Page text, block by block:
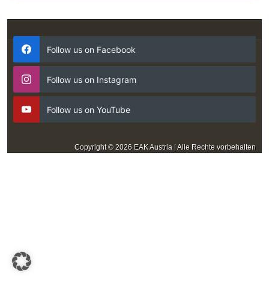
Follow us on Facebook
Follow us on Instagram
Follow us on YouTube
Copyright © 2026 EAK Austria | Alle Rechte vorbehalten